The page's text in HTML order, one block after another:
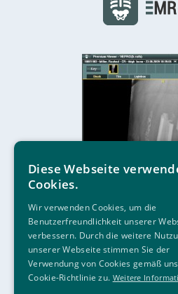
Diese Webseite
Cookies.
Wir verwenden Cookies, um die
Benutzerfreundlichkeit unserer
verbessern. Durch die weitere
unserer Webseite stimmen Sie der
Verwendung von Cookies gemäß
Cookie-Richtlinie zu. Weitere